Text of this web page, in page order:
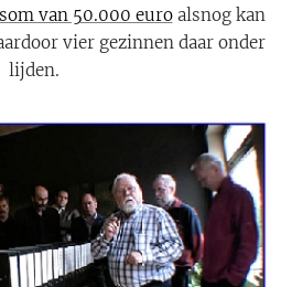
van 50.000 euroalsnog kan
vier gezinnen daar onder
lijden.